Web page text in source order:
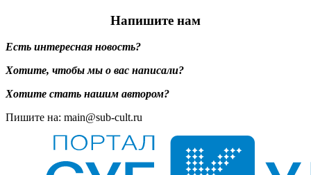
Напишите нам
Есть интересная новость?
Хотите, чтобы мы о вас написали?
Хотите стать нашим автором?
Пишите на: main@sub-cult.ru